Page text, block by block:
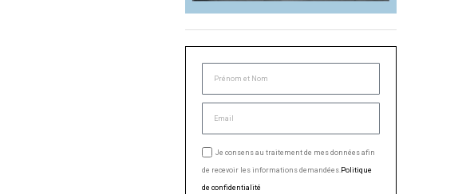
Je consens au traitement de mes données afin
de recevoir les informations demandées.Politique
de confidentialité